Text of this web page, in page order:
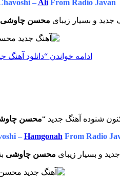
– AliFrom Radio Javan
جدید و بسیار زیبای محسن چاوشی
ادامه خواندن “دانلود
شنوده آهنگ جدید “محسن
– Hamgonah From Radio
و بسیار زیبای محسن چاوشی